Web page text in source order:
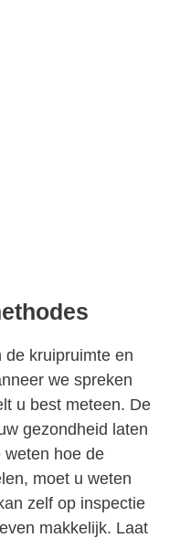
de kruipruimte en
we spreken
u best meteen. De
gezondheid laten
weten hoe de
moet u weten
zelf op inspectie
makkelijk. Laat